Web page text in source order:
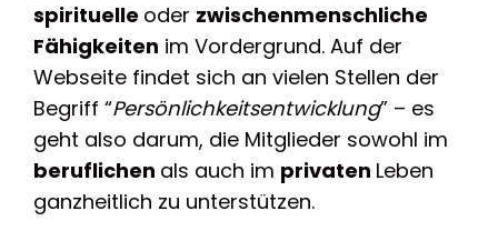
spirituelle oder zwischenmenschliche
Fähigkeiten im Vordergrund. Auf der
Webseite findet sich an vielen Stellen der
Begriff “Persönlichkeitsentwicklung” – es
geht also darum, die Mitglieder sowohl im
beruflichen als auch im privaten Leben
ganzheitlich zu unterstützen.